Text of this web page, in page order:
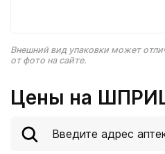
Внешний вид упаковки может
от фото на сайте.
Цены на